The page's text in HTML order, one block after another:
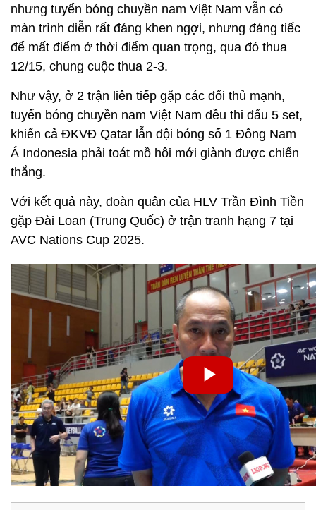
nhưng tuyển bóng chuyền nam Việt Nam vẫn có
màn trình diễn rất đáng khen ngợi, nhưng đáng tiếc
để mất điểm ở thời điểm quan trọng, qua đó thua
12/15, chung cuộc thua 2-3.
Như vậy, ở 2 trận liên tiếp gặp các đối thủ mạnh,
tuyển bóng chuyền nam Việt Nam đều thi đấu 5 set,
khiến cả ĐKVĐ Qatar lẫn đội bóng số 1 Đông Nam
Á Indonesia phải toát mồ hôi mới giành được chiến
thắng.
Với kết quả này, đoàn quân của HLV Trần Đình Tiền
gặp Đài Loan (Trung Quốc) ở trận tranh hạng 7 tại
AVC Nations Cup 2025.